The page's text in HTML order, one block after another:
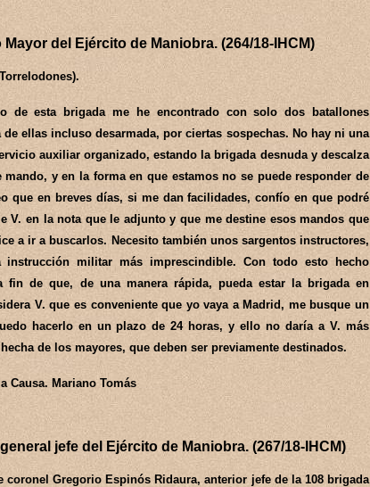
del Ejército de Maniobra. (264/18-IHCM)
de esta brigada me he encontrado con solo dos batallones
ellas incluso desarmada, por ciertas sospechas. No hay ni una
auxiliar organizado, estando la brigada desnuda y descalza
y en la forma en que estamos no se puede responder de
que en breves días, si me dan facilidades, confío en que podré
V. en la nota que le adjunto y que me destine esos mandos que
a ir a buscarlos. Necesito también unos sargentos instructores,
instrucción militar más imprescindible. Con todo esto hecho
fin de que, de una manera rápida, pueda estar la brigada en
V. que es conveniente que yo vaya a Madrid, me busque un
hacerlo en un plazo de 24 horas, y ello no daría a V. más
de los mayores, que deben ser previamente destinados.
Causa. Mariano Tomás
jefe del Ejército de Maniobra. (267/18-IHCM)
Gregorio Espinós Ridaura, anterior jefe de la 108 brigada